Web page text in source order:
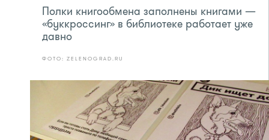
Полки книгообмена заполнены книгами —
«буккроссинг» в библиотеке работает уже
давно
ФОТО: ZELENOGRAD.RU